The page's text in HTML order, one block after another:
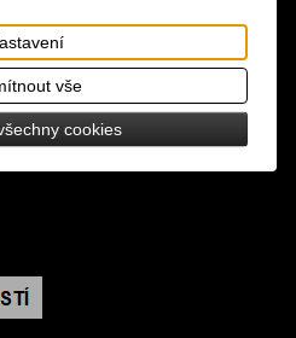
krajka s květinovým
látka, 1/2 rukávy,
zip, součástí šatů je i
vše
cookies